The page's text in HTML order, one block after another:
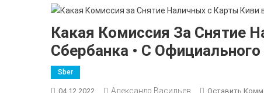
Какая Комиссия За Снятие
Сбербанка • С Официального
Sber
04.12.2022 Александр Васильев Оставить